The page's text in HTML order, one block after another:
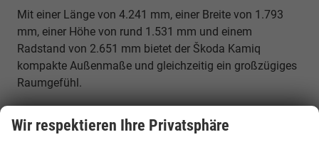
Mit einer Länge von 4.241 mm, einer Breite von 1.793
mm, einer Höhe von rund 1.531 mm und einem
Radstand von 2.651 mm bietet der Škoda Kamiq
kompakte Außenmaße und gleichzeitig ein großzügiges
Raumgefühl.
Das Kofferraumvolumen beträgt 400 Liter. Bei
umgeklappten Rücksitzen stehen bis zu 1.395 Liter
Wir respektieren Ihre Privatsphäre